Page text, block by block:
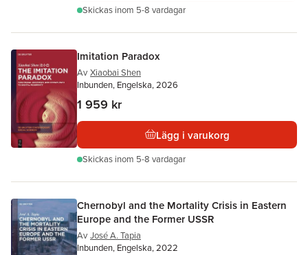
Skickas inom 5-8 vardagar
Imitation Paradox
Av Xiaobai Shen
Inbunden, Engelska, 2026
1 959 kr
Lägg i varukorg
Skickas inom 5-8 vardagar
Chernobyl and the Mortality Crisis in Eastern
Europe and the Former USSR
Av José A. Tapia
Inbunden, Engelska, 2022